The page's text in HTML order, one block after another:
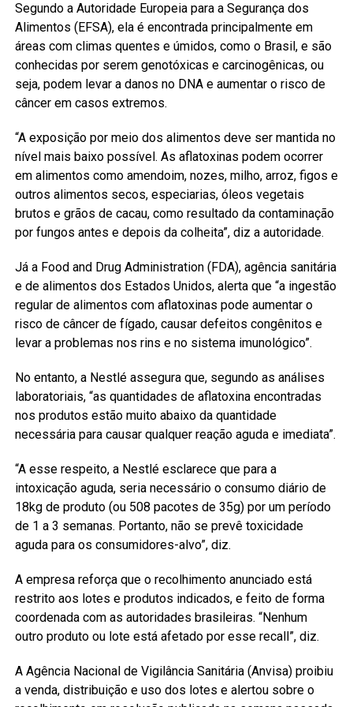
Segundo a Autoridade Europeia para a Segurança dos
Alimentos (EFSA), ela é encontrada principalmente em
áreas com climas quentes e úmidos, como o Brasil, e são
conhecidas por serem genotóxicas e carcinogênicas, ou
seja, podem levar a danos no DNA e aumentar o risco de
câncer em casos extremos.
“A exposição por meio dos alimentos deve ser mantida no
nível mais baixo possível. As aflatoxinas podem ocorrer
em alimentos como amendoim, nozes, milho, arroz, figos e
outros alimentos secos, especiarias, óleos vegetais
brutos e grãos de cacau, como resultado da contaminação
por fungos antes e depois da colheita”, diz a autoridade.
Já a Food and Drug Administration (FDA), agência sanitária
e de alimentos dos Estados Unidos, alerta que “a ingestão
regular de alimentos com aflatoxinas pode aumentar o
risco de câncer de fígado, causar defeitos congênitos e
levar a problemas nos rins e no sistema imunológico”.
No entanto, a Nestlé assegura que, segundo as análises
laboratoriais, “as quantidades de aflatoxina encontradas
nos produtos estão muito abaixo da quantidade
necessária para causar qualquer reação aguda e imediata”.
“A esse respeito, a Nestlé esclarece que para a
intoxicação aguda, seria necessário o consumo diário de
18kg de produto (ou 508 pacotes de 35g) por um período
de 1 a 3 semanas. Portanto, não se prevê toxicidade
aguda para os consumidores-alvo”, diz.
A empresa reforça que o recolhimento anunciado está
restrito aos lotes e produtos indicados, e feito de forma
coordenada com as autoridades brasileiras. “Nenhum
outro produto ou lote está afetado por esse recall”, diz.
A Agência Nacional de Vigilância Sanitária (Anvisa) proibiu
a venda, distribuição e uso dos lotes e alertou sobre o